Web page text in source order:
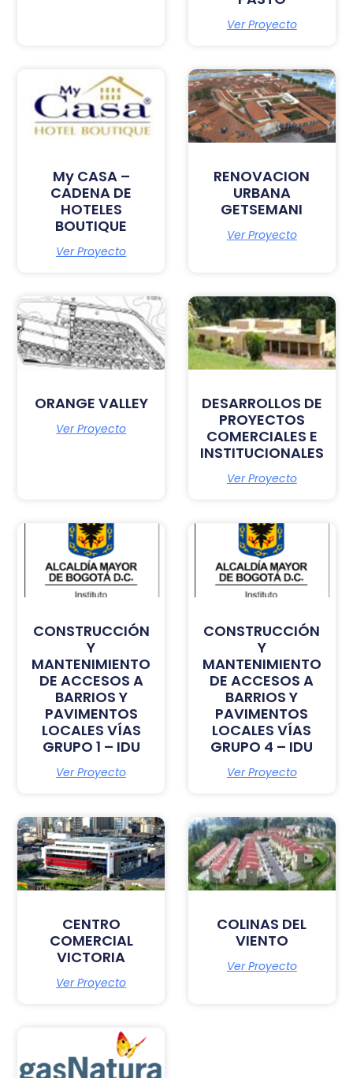
Ver Proyecto
My CASA –
CADENA DE
HOTELES
BOUTIQUE
Ver Proyecto
RENOVACION
URBANA
GETSEMANI
Ver Proyecto
ORANGE VALLEY
Ver Proyecto
DESARROLLOS DE
PROYECTOS
COMERCIALES E
INSTITUCIONALES
Ver Proyecto
CONSTRUCCIÓN
Y
MANTENIMIENTO
DE ACCESOS A
BARRIOS Y
PAVIMENTOS
LOCALES VÍAS
GRUPO 1 – IDU
Ver Proyecto
CONSTRUCCIÓN
Y
MANTENIMIENTO
DE ACCESOS A
BARRIOS Y
PAVIMENTOS
LOCALES VÍAS
GRUPO 4 – IDU
Ver Proyecto
CENTRO
COMERCIAL
VICTORIA
Ver Proyecto
COLINAS DEL
VIENTO
Ver Proyecto